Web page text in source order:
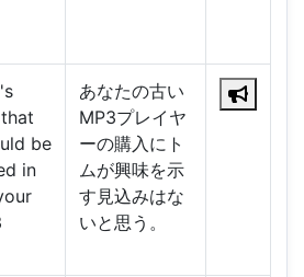
be
in
あなたの古い
MP3プレイヤ
ーの購入にト
ムが興味を示
す見込みはな
いと思う。